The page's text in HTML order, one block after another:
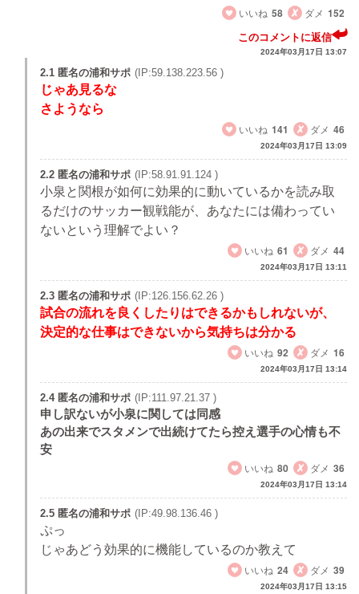
いいね 58 ダメ 152
このコメントに返信
2024年03月17日 13:07
2.1 匿名の浦和サポ (IP:59.138.223.56 )
じゃあ見るな
さようなら
いいね 141 ダメ 46
2024年03月17日 13:09
2.2 匿名の浦和サポ (IP:58.91.91.124 )
小泉と関根が如何に効果的に動いているかを読み取
るだけのサッカー観戦能が、あなたには備わってい
ないという理解でよい？
いいね 61 ダメ 44
2024年03月17日 13:11
2.3 匿名の浦和サポ (IP:126.156.62.26 )
試合の流れを良くしたりはできるかもしれないが、
決定的な仕事はできないから気持ちは分かる
いいね 92 ダメ 16
2024年03月17日 13:14
2.4 匿名の浦和サポ (IP:111.97.21.37 )
申し訳ないが小泉に関しては同感
あの出来でスタメンで出続けてたら控え選手の心情も不
安
いいね 80 ダメ 36
2024年03月17日 13:14
2.5 匿名の浦和サポ (IP:49.98.136.46 )
ぷっ
じゃあどう効果的に機能しているのか教えて
いいね 24 ダメ 39
2024年03月17日 13:15